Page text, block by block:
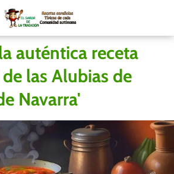
auténtica receta
las Alubias de
Navarra'